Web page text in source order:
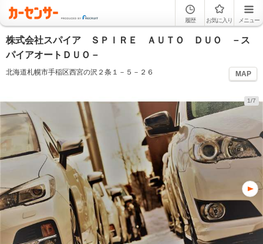
履歴 お気に入り メニュー
株式会社スパイア ＳＰＩＲＥ ＡＵＴＯ ＤＵＯ －ス
パイアオートＤＵＯ－
北海道札幌市手稲区西宮の沢２条１－５－２６ MAP
1/7